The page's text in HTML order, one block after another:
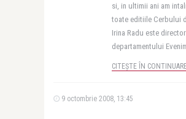
si, in ultimii ani am
toate editiile Cerbului
Irina Radu este
departamentului
CITEȘTE ÎN
9 octombrie 2008, 13:45